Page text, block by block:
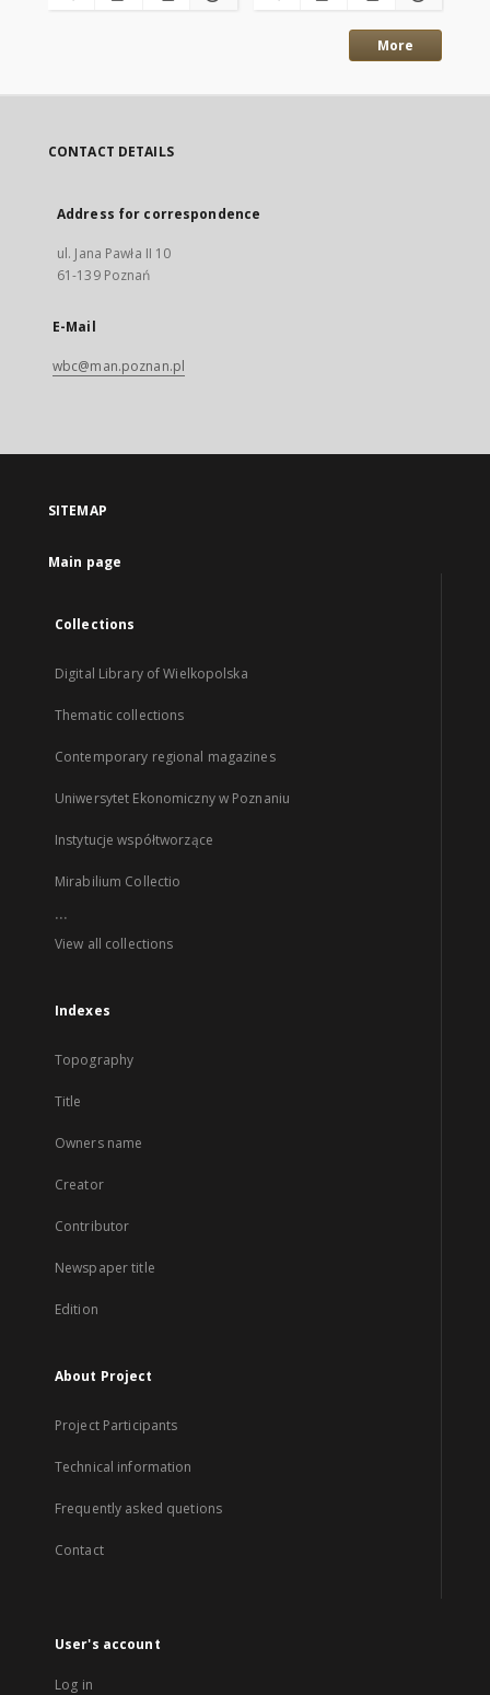
More
CONTACT DETAILS
Address for correspondence
ul. Jana Pawła II 10
61-139 Poznań
E-Mail
wbc@man.poznan.pl
SITEMAP
Main page
Collections
Digital Library of Wielkopolska
Thematic collections
Contemporary regional magazines
Uniwersytet Ekonomiczny w Poznaniu
Instytucje współtworzące
Mirabilium Collectio
...
View all collections
Indexes
Topography
Title
Owners name
Creator
Contributor
Newspaper title
Edition
About Project
Project Participants
Technical information
Frequently asked quetions
Contact
User's account
Log in